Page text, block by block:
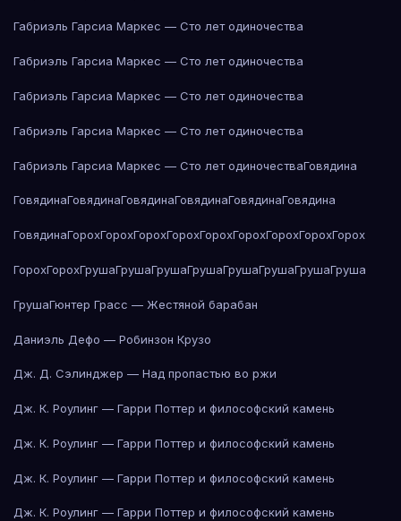
Габриэль Гарсиа Маркес — Сто лет одиночества
Габриэль Гарсиа Маркес — Сто лет одиночества
Габриэль Гарсиа Маркес — Сто лет одиночества
Габриэль Гарсиа Маркес — Сто лет одиночества
Габриэль Гарсиа Маркес — Сто лет одиночестваГовядина
ГовядинаГовядинаГовядинаГовядинаГовядинаГовядина
ГовядинаГорохГорохГорохГорохГорохГорохГорохГорохГорох
ГорохГорохГрушаГрушаГрушаГрушаГрушаГрушаГрушаГруша
ГрушаГюнтер Грасс — Жестяной барабан
Даниэль Дефо — Робинзон Крузо
Дж. Д. Сэлинджер — Над пропастью во ржи
Дж. К. Роулинг — Гарри Поттер и философский камень
Дж. К. Роулинг — Гарри Поттер и философский камень
Дж. К. Роулинг — Гарри Поттер и философский камень
Дж. К. Роулинг — Гарри Поттер и философский камень